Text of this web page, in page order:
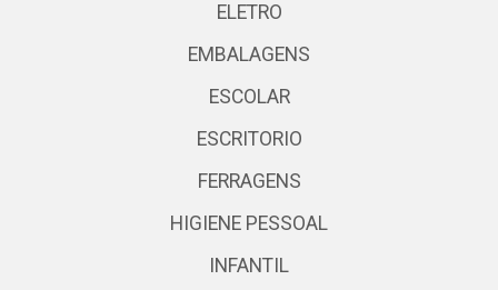
ELETRO
EMBALAGENS
ESCOLAR
ESCRITORIO
FERRAGENS
HIGIENE PESSOAL
INFANTIL